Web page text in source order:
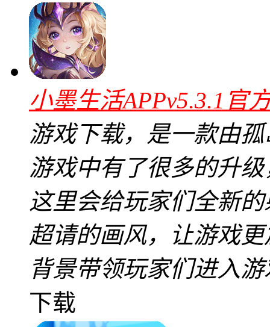
小墨生活APPv5.3.1官
游戏下载，是一款由
游戏中有了很多的升
这里会给玩家们全新
超请的画风，让游戏
背景带领玩家们进入
下载